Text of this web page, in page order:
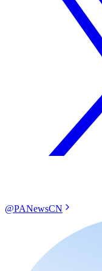
@PANewsCN